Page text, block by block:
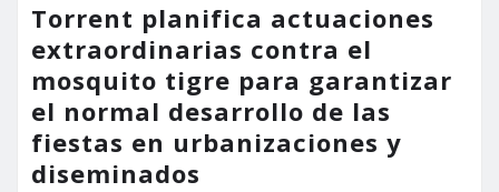
Torrent planifica actuaciones
extraordinarias contra el
mosquito tigre para garantizar
el normal desarrollo de las
fiestas en urbanizaciones y
diseminados